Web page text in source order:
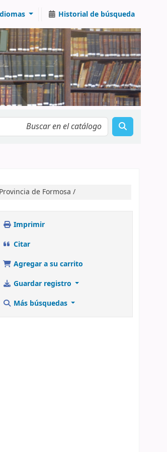
Historial de búsqueda
de Formosa /
Imprimir
Citar
Agregar a su carrito
Guardar registro
Más búsquedas